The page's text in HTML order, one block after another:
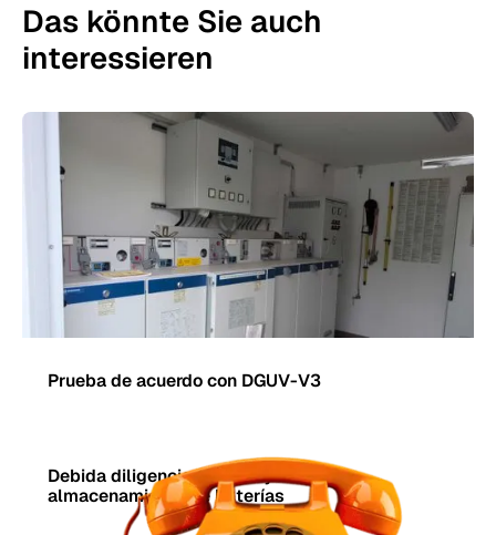
Das könnte Sie auch
interessieren
Prueba de acuerdo con DGUV-V3
Debida diligencia para proyectos de
almacenamiento de baterías